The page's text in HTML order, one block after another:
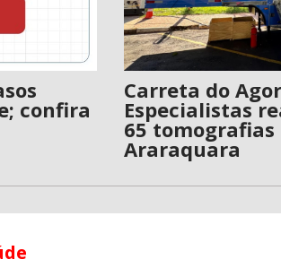
confira
Carreta do
Especialistas
65 tomografias
Araraquara